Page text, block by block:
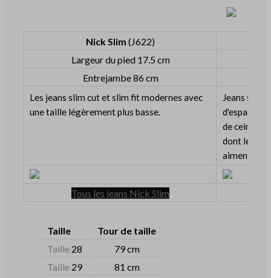
Nick Slim (J622)
Largeur du pied 17.5 cm
Entrejambe 86 cm
Les jeans slim cut et slim fit modernes avec
une taille légèrement plus basse.
Jeans slim
d'espace
de ceinture
dont le
aiment
Tous les jeans Nick Slim
Taille
Tour de taille
Taille 28
79 cm
Taille 29
81 cm